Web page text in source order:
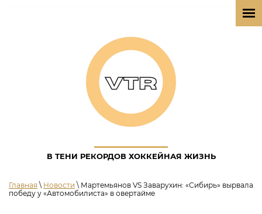
В ТЕНИ РЕКОРДОВ ХОККЕЙНАЯ ЖИЗНЬ
Главная \ Новости \ Мартемьянов VS Заварухин: «Сибирь» вырвала
победу у «Автомобилиста» в овертайме